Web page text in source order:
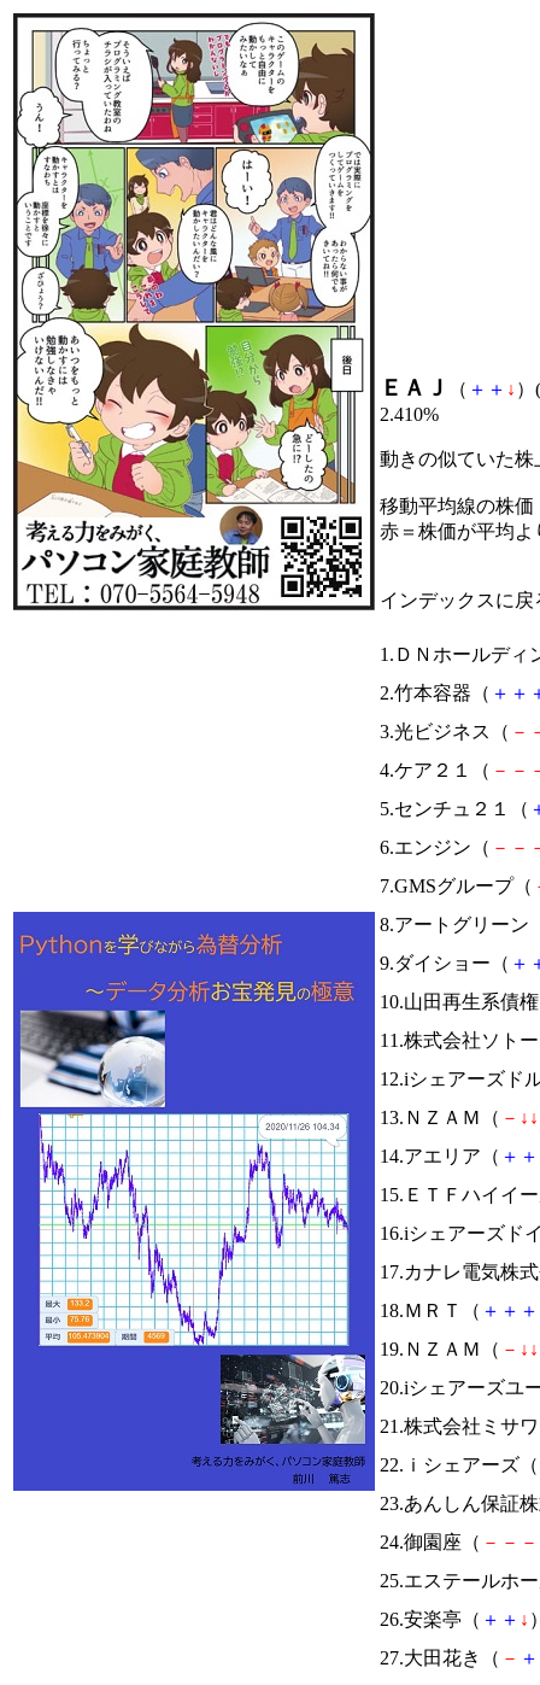
ＥＡＪ （ ＋ ＋ ↓
2.410%
動きの似ていた
移動平均線の株価
赤＝株価が平均
インデックスに戻
1.ＤＮホールディ
2.竹本容器（ ＋ ＋
3.光ビジネス（ －
4.ケア２１（ － －
5.センチュ２１（
6.エンジン（ － －
7.GMSグループ（
8.アートグリーン
9.ダイショー（ ＋
10.山田再生系債
11.株式会社ソト
12.iシェアーズド
13.ＮＺＡＭ（ － ↓ ↓
14.アエリア（ ＋ ＋
15.ＥＴＦハイイ
16.iシェアーズド
17.カナレ電気株
18.ＭＲＴ（ ＋ ＋ ＋
19.ＮＺＡＭ（ － ↓ ↓
20.iシェアーズユ
21.株式会社ミサ
22.ｉシェアーズ（
23.あんしん保証
24.御園座（ － － －
25.エステールホ
26.安楽亭（ ＋ ＋ ↓
27.大田花き（ － ＋